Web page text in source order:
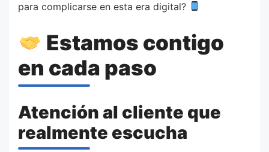
para complicarse en esta era digital?
Estamos contigo
en cada paso
Atención al cliente que
realmente escucha